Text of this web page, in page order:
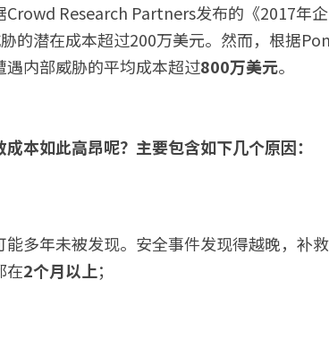
Research Partners发布的《2017年
的潜在成本超过200万美元。然而，根据
内部威胁的平均成本超过800万美元。
本如此高昂呢？主要包含如下几个原因：
能多年未被发现。安全事件发现得越晚，补
在2个月以上；